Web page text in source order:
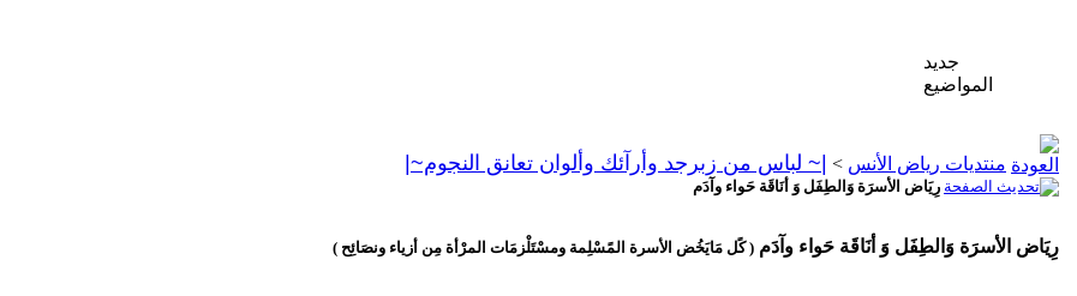
جديد
المواضيع
منتديات رياض الأنس > |~ لباس من زبرجد وأرآئك وألوان تعانق النجوم~|
رِيَاض الأسرَة وَالطِفَل وَ أنَاقَة حَواء وآدَم
رِيَاض الأسرَة وَالطِفَل وَ أنَاقَة حَواء وآدَم ( كًل مَايَخُض الأسرة المًسْلِمة ومسْتَلْزمَات المرْأة مِن أزياء ونصَائِح )